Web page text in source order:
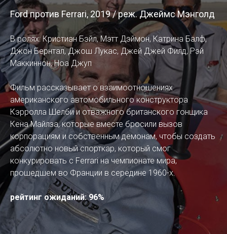
Ford против Ferrari, 2019 / реж. Джеймс Мэнголд
В ролях: Кристиан Бэйл, Мэтт Дэймон, Катрина Балф,
Джон Бернтал, Джош Лукас, Джей Джей Филд, Рэй
Маккиннон, Ноа Джуп
Фильм рассказывает о взаимоотношениях
американского автомобильного конструктора
Кэрролла Шелби и отважного британского гонщика
Кена Майлза, которые вместе бросили вызов
корпорациям и собственным демонам, чтобы создать
абсолютно новый спорткар, который смог
конкурировать с Ferrari на чемпионате мира,
прошедшем во Франции в середине 1960-х.
рейтинг ожиданий: 96%